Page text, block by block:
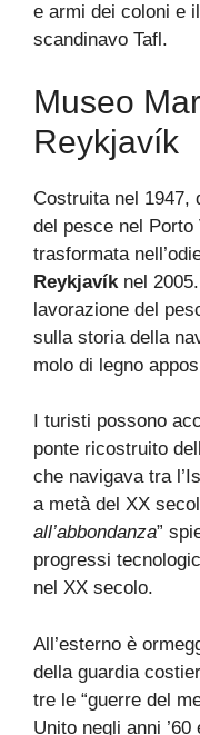
e armi dei coloni e
scandinavo Tafl.
Museo
Reykjavík
Costruita nel 1947,
del pesce nel
trasformata
Reykjavík nel
lavorazione del
sulla storia della
molo di legno
I turisti possono
ponte ricostruito
che navigava tra
a metà del XX
all’abbondanza”
progressi
nel XX secolo.
All’esterno è
della guardia
tre le “guerre del
Unito negli anni ’60